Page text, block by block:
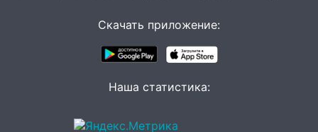
экватор: в Ульяновской области
обновили половину региональных трасс
В Ульяновской области
многоквартирный дом
Прогноз погоды в Ульяновской
Скачать приложение:
Наша статистика: